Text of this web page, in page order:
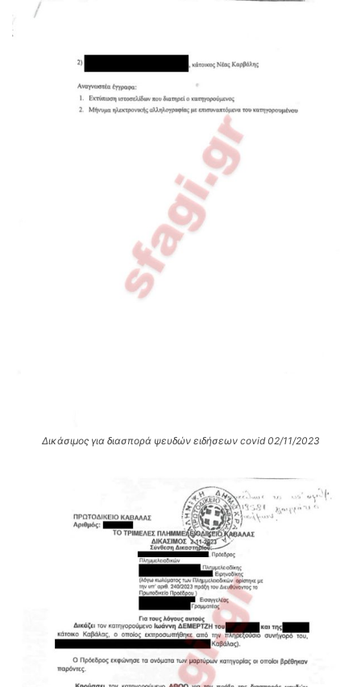
Δικάσιμος για διασπορά ψευδών ειδήσεων covid 02/11/2023